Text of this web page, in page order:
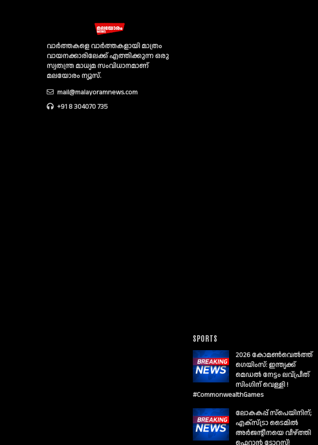
വാര്‍ത്തകളെ വാര്‍ത്തകളായി മാത്രം
വായനക്കാരിലേക്ക് എത്തിക്കുന്ന ഒരു
സ്വതന്ത്ര മാധ്യമ സംവിധാനമാണ്
മലയോരം ന്യൂസ്‌.
mail@malayoramnews.com
+91 8 304070 735
SPORTS
2026 കോമൺവെൽത്ത്
ഗെയിംസ്: ഇന്ത്യക്ക്
മെഡൽ നേട്ടം ലവ്പ്രീത്
സിംഗിന് വെള്ളി !
#CommonwealthGames
ലോകകപ്പ് സ്പെയിനിന്;
എക്സ്ട്രാ ടൈമിൽ
അർജന്റീനയെ വീഴ്ത്തി
ഫെറാൻ ടോറസ്!